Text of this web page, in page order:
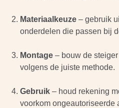
Materiaalkeuze – gebruik
onderdelen die passen bij
Montage – bouw de
volgens de juiste methode.
Gebruik – houd rekening
voorkom ongeautoriseerde